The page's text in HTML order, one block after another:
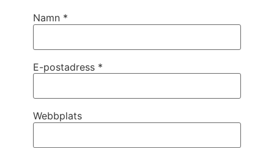
Namn *
E-postadress *
Webbplats